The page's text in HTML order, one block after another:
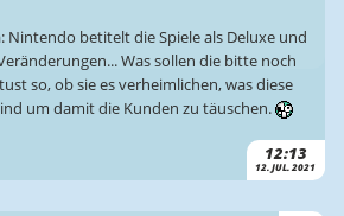
12:13
12. JUL. 2021
Nintendo betitelt die Spiele als Deluxe und
Was sollen die bitte noch
so, ob sie es verheimlichen, was diese
um damit die Kunden zu täuschen.